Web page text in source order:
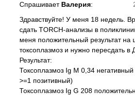
Спрашивает Валерия:
Здравствуйте! У меня 18 недель.
сдать TORCH-анализы в
меня положительный результат на
токсоплазмоз и нужно пересдать в
Результат:
Токсоплазмоз Ig M 0,34 негативный
>=1 позитивный)
Токсоплазмоз Ig G 208